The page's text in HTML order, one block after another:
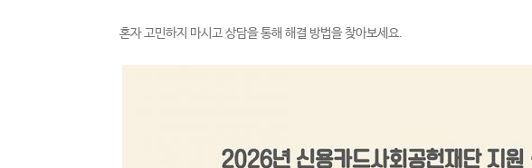
혼자 고민하지 마시고 상담을 통해 해결 방법을 찾아보세요.